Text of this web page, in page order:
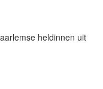
heldinnen uit